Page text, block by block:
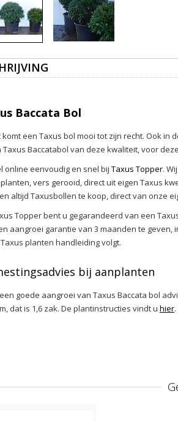
Baccata Bol
komt een Taxus bol mooi tot zijn recht. Ook in
Taxus Baccatabol van deze kwaliteit, voor
online eenvoudig en snel bij Taxus Topper.
vers gerooid, direct uit eigen Taxus
altijd Taxusbollen te koop, direct van onze
Topper bent u gegarandeerd van een
aangroei garantie van 3 maanden te
planten handleiding volgt.
bij aanplanten
goede aangroei van Taxus Baccata bol
dat is 1,6 zak. De plantinstructies vindt u hier